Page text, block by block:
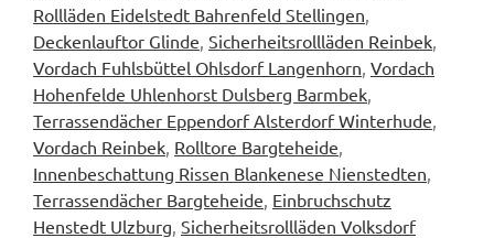
Rollläden Eidelstedt Bahrenfeld Stellingen
Deckenlauftor Glinde Sicherheitsrollläden Reinbek
Vordach Fuhlsbüttel Ohlsdorf Langenhorn Vordach
Hohenfelde Uhlenhorst Dulsberg Barmbek
Terrassendächer Eppendorf Alsterdorf Winterhude
Vordach Reinbek Rolltore Bargteheide
Innenbeschattung Rissen Blankenese Nienstedten
Terrassendächer Bargteheide Einbruchschutz
Henstedt Ulzburg Sicherheitsrollläden Volksdorf